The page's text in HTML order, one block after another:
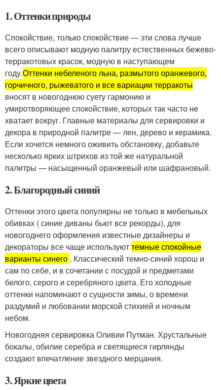
1. Оттенки природы
Спокойствие, только спокойствие — эти слова лучше
всего описывают модную палитру естественных бежево-
терракотовых красок, модную в наступающем
году.Оттенки небеленого льна, размытого оранжевого,
горчичного, рыжеватого и все вариации терракоты
вносят в новогоднюю суету гармонию и
умиротворяющее спокойствие, которых так часто не
хватает вокруг. Главные материалы для сервировки и
декора в природной палитре — лен, дерево и керамика.
Если хочется немного оживить обстановку, добавьте
несколько ярких штрихов из той же натуральной
палитры — насыщенный оранжевый или шафрановый.
2. Благородный синий
Оттенки этого цвета популярны не только в мебельных
обивках ( синие диваны бьют все рекорды), для
новогоднего оформления известные дизайнеры и
декораторы все чаще используюттемные спокойные
варианты синего . Классический темно-синий хорош и
сам по себе, и в сочетании с посудой и предметами
белого, серого и серебряного цвета. Его холодные
оттенки напоминают о сущности зимы, о времени
раздумий и любовании морской стихией и ночным
небом.
Новогодняя сервировка Оливии Путман. Хрустальные
бокалы, обилие серебра и светящиеся гирлянды
создают впечатление звездного мерцания.
3. Яркие цвета